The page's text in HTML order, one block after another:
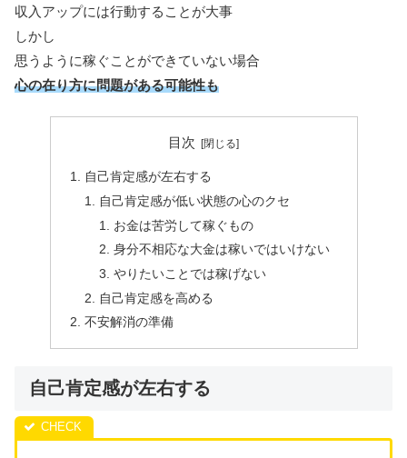
収入アップには行動することが大事
しかし
思うように稼ぐことができていない場合
心の在り方に問題がある可能性も
目次
自己肯定感が左右する
自己肯定感が低い状態の心のクセ
お金は苦労して稼ぐもの
身分不相応な大金は稼いではいけない
やりたいことでは稼げない
自己肯定感を高める
不安解消の準備
自己肯定感が左右する